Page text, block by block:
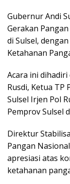
Gubernur Andi
Gerakan
di Sulsel,
Ketahanan
Acara ini
Rusdi, Ketua TP
Sulsel Irjen Pol
Pemprov Sulsel
Direktur
Pangan
apresiasi atas
ketahanan